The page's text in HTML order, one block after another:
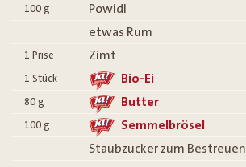
100 g
Powidl
etwas Rum
1 Prise Zimt
1 Stück Bio-Ei
80 g Butter
100 g
Semmelbrösel
Staubzucker zum Bestreuen